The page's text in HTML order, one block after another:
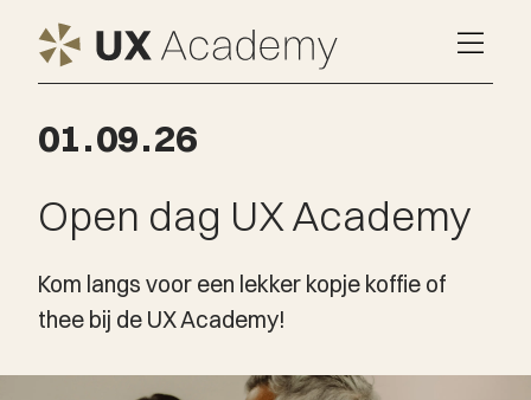
01.09.26
Open dag UX Academy
Kom langs voor een lekker kopje koffie of
thee bij de UX Academy!